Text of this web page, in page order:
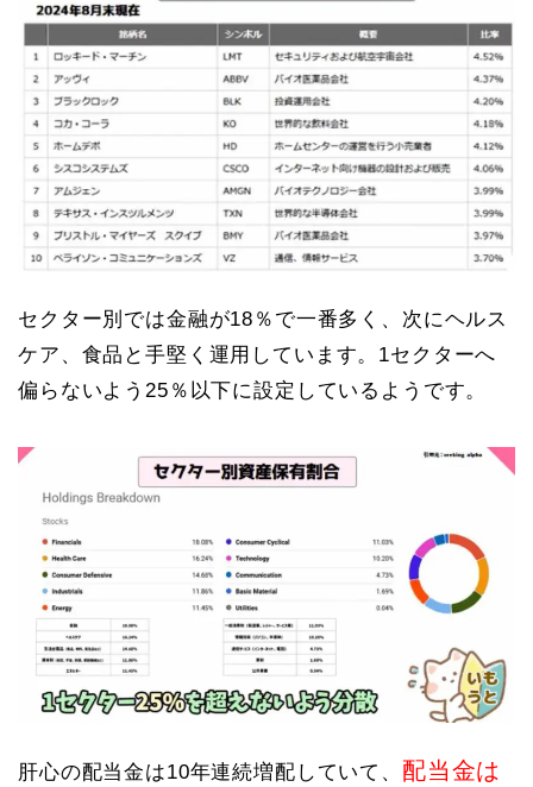
セクター別では金融が18％で一番多く、次にヘルス
ケア、食品と手堅く運用しています。1セクターへ
偏らないよう25％以下に設定しているようです。
肝心の配当金は10年連続増配していて、 配当金は